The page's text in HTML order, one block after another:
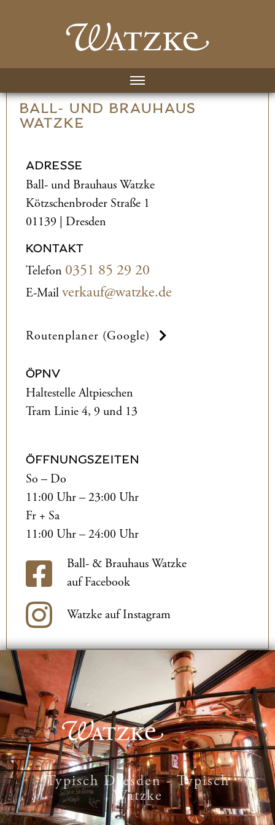
BALL- UND­ BRAUHAUS
WATZKE
ADRESSE
Ball- und­ Brauhaus Watzke
Kötzschenbroder Straße 1
01139 | Dresden
KONTAKT
Telefon 0351 85 29 20
E-Mailverkauf@watzke.de
Routenplaner (Google)
ÖPNV
Haltestelle Altpieschen
Tram Linie 4, 9 und 13
ÖFFNUNGSZEITEN
So – Do
11:00 Uhr – 23:00 Uhr
Fr + Sa
11:00 Uhr – 24:00 Uhr
Ball- & Brauhaus Watzke
auf Facebook
Watzke auf Instagram
Typisch Dresden - Typisch
Watzke